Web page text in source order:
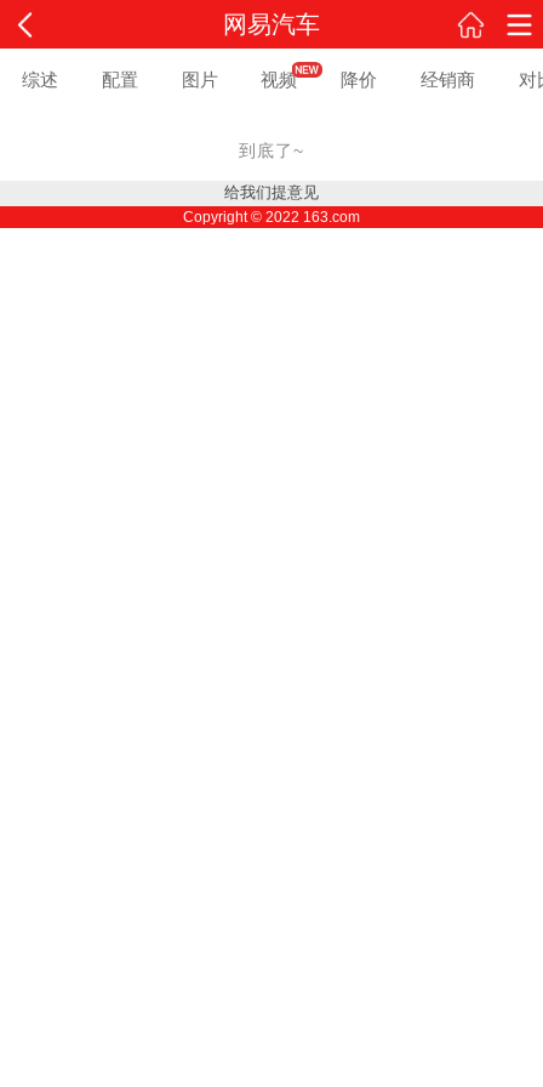
网易汽车
综述 配置 图片 视频 降价 经销商 对
到底了~
给我们提意见
Copyright © 2022 163.com